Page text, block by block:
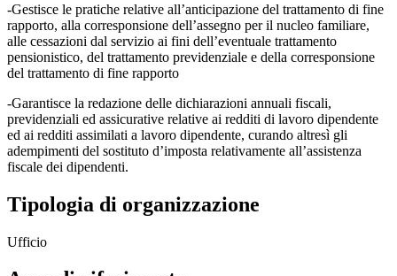
-Gestisce le pratiche relative all’anticipazione del trattamento di fine
rapporto, alla corresponsione dell’assegno per il nucleo familiare,
alle cessazioni dal servizio ai fini dell’eventuale trattamento
pensionistico, del trattamento previdenziale e della corresponsione
del trattamento di fine rapporto
-Garantisce la redazione delle dichiarazioni annuali fiscali,
previdenziali ed assicurative relative ai redditi di lavoro dipendente
ed ai redditi assimilati a lavoro dipendente, curando altresì gli
adempimenti del sostituto d’imposta relativamente all’assistenza
fiscale dei dipendenti.
Tipologia di organizzazione
Ufficio